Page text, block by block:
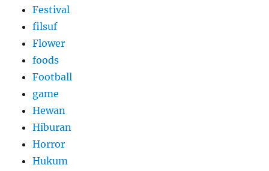
Festival
filsuf
Flower
foods
Football
game
Hewan
Hiburan
Horror
Hukum